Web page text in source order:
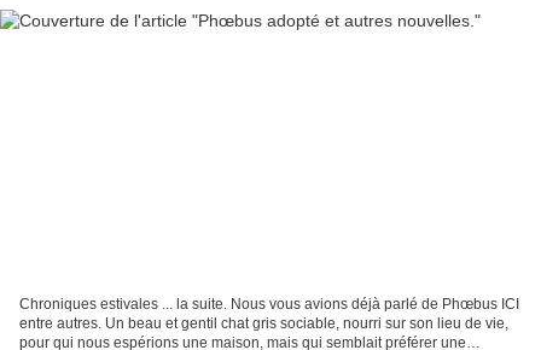
Chroniques estivales ... la suite. Nous vous avions déjà parlé de Phœbus ICI
entre autres. Un beau et gentil chat gris sociable, nourri sur son lieu de vie,
pour qui nous espérions une maison, mais qui semblait préférer une